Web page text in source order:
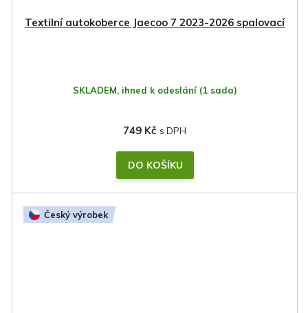
Textilní autokoberce Jaecoo 7 2023-2026 spalovací
SKLADEM, ihned k odeslání (1 sada)
749 Kč
DO KOŠÍKU
Český výrobek